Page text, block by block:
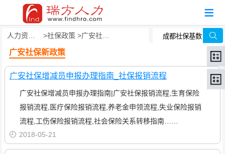
社保政策 广安社保新政策
广安社保新政策
广安社保增减员申报办理指南_社保报销流程
广安社保增减员申报办理指南|广安社保报销流程,生育保险
报销流程,医疗保险报销流程,养老金申领流程,失业保险报销
流程,工伤保险报销流程,社会保险关系转移指南……
2018-05-21